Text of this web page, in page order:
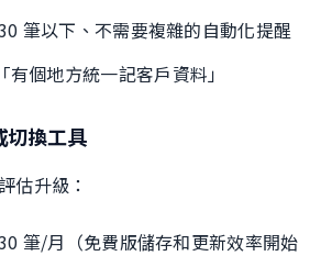
筆以下、不需要複雜的自動化提醒
有個地方統一記客戶資料」
切換工具
估升級：
筆/月（免費版儲存和更新效率開始